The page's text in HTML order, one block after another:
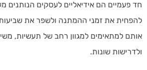
חד פעמיים הם אידיאליים לעסקים הנותנים
להפחית את זמני ההמתנה ולשפר את
אותם למתאימים למגוון רחב של תעשיות,
ולדרישות שונות.